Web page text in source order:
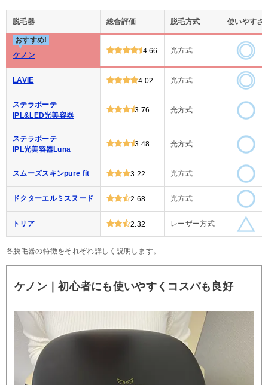
脱毛器 総合評価 脱毛方式 使いやすさ
おすすめ!
ケノン
4.66 光方式
LAVIE 4.02 光方式
ステラボーテ
IPL&LED光美容器
3.76 光方式
ステラボーテ
IPL光美容器Luna
3.48 光方式
スムーズスキンpure fit 3.22 光方式
ドクターエルミスヌード 2.68 光方式
トリア 2.32 レーザー方式
各脱毛器の特徴をそれぞれ詳しく説明します。
ケノン｜初心者にも使いやすくコスパも良好